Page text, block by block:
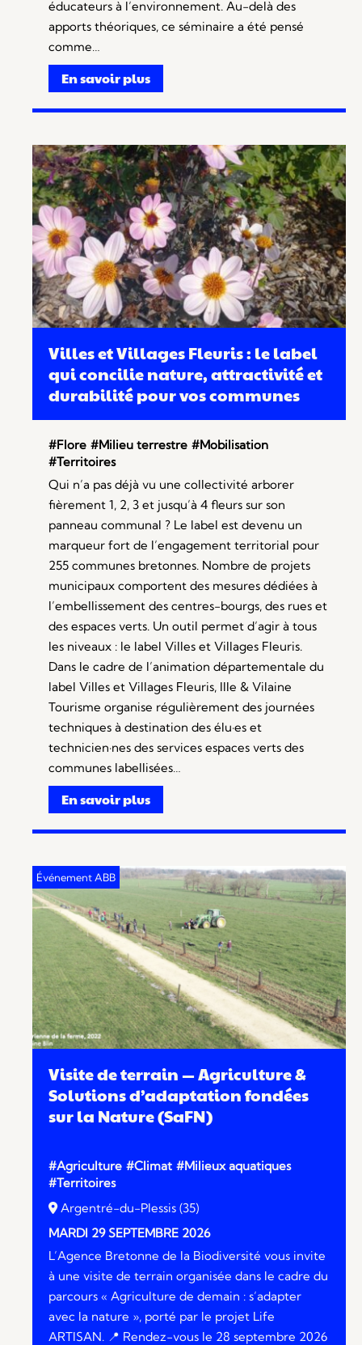
éducateurs à l’environnement. Au-delà des
apports théoriques, ce séminaire a été pensé
comme…
En savoir plus
Villes et Villages Fleuris : le label
qui concilie nature, attractivité et
durabilité pour vos communes
#Flore #Milieu terrestre #Mobilisation
#Territoires
Qui n’a pas déjà vu une collectivité arborer
fièrement 1, 2, 3 et jusqu’à 4 fleurs sur son
panneau communal ? Le label est devenu un
marqueur fort de l’engagement territorial pour
255 communes bretonnes. Nombre de projets
municipaux comportent des mesures dédiées à
l’embellissement des centres-bourgs, des rues et
des espaces verts. Un outil permet d’agir à tous
les niveaux : le label Villes et Villages Fleuris.
Dans le cadre de l’animation départementale du
label Villes et Villages Fleuris, Ille & Vilaine
Tourisme organise régulièrement des journées
techniques à destination des élu·es et
technicien·nes des services espaces verts des
communes labellisées…
En savoir plus
Visite de terrain — Agriculture &
Solutions d’adaptation fondées
sur la Nature (SaFN)
#Agriculture #Climat #Milieux aquatiques
#Territoires
Argentré-du-Plessis (35)
MARDI 29 SEPTEMBRE 2026
L’Agence Bretonne de la Biodiversité vous invite
à une visite de terrain organisée dans le cadre du
parcours « Agriculture de demain : s’adapter
avec la nature », porté par le projet Life
ARTISAN. 📍 Rendez-vous le 28 septembre 2026